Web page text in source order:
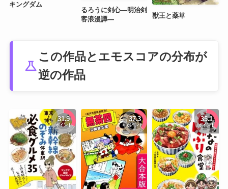
キングダム
るろうに剣心―明治剣
客浪漫譚―
獣王と薬草
science
この作品とエモスコアの分布が
逆の作品
31.9
ポイント
37.3
ポイント
35.1
ポイント